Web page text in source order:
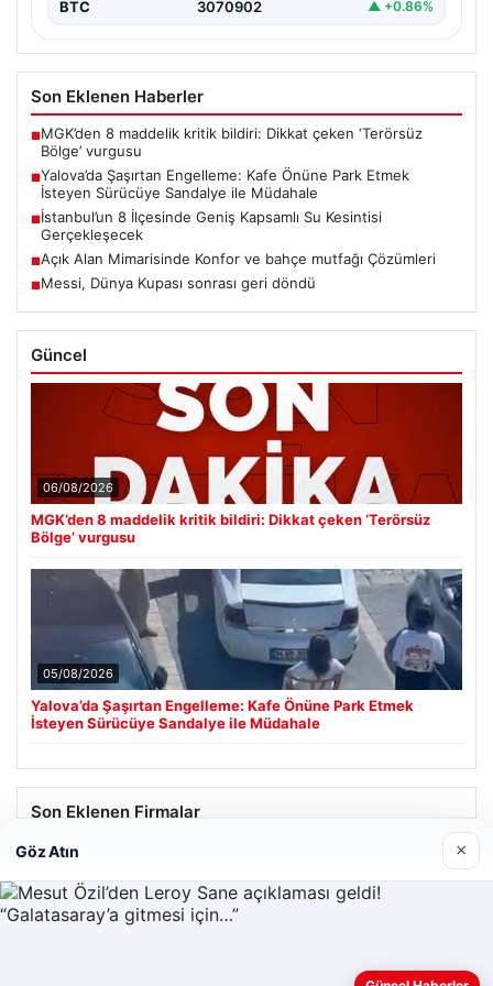
BTC 3070902 ▲ +0.86%
Son Eklenen Haberler
■MGK’den 8 maddelik kritik bildiri: Dikkat çeken ‘Terörsüz
Bölge’ vurgusu
■Yalova’da Şaşırtan Engelleme: Kafe Önüne Park Etmek
İsteyen Sürücüye Sandalye ile Müdahale
■İstanbul’un 8 İlçesinde Geniş Kapsamlı Su Kesintisi
Gerçekleşecek
■Açık Alan Mimarisinde Konfor ve bahçe mutfağı Çözümleri
■Messi, Dünya Kupası sonrası geri döndü
Güncel
06/08/2026
MGK’den 8 maddelik kritik bildiri: Dikkat çeken ‘Terörsüz
Bölge’ vurgusu
05/08/2026
Yalova’da Şaşırtan Engelleme: Kafe Önüne Park Etmek
İsteyen Sürücüye Sandalye ile Müdahale
Son Eklenen Firmalar
Göz Atın ×